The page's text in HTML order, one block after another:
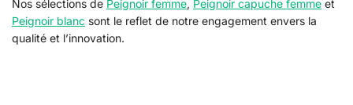
Nos sélections de Peignoir femme, Peignoir capuche femme et
Peignoir blanc sont le reflet de notre engagement envers la
qualité et l’innovation.